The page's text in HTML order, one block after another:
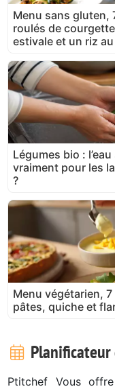
Menu sans gluten,
roulés de
estivale et un riz
Légumes bio :
vraiment pour les
?
Menu végétarien,
pâtes, quiche et
Planificateur
Ptitchef Vous